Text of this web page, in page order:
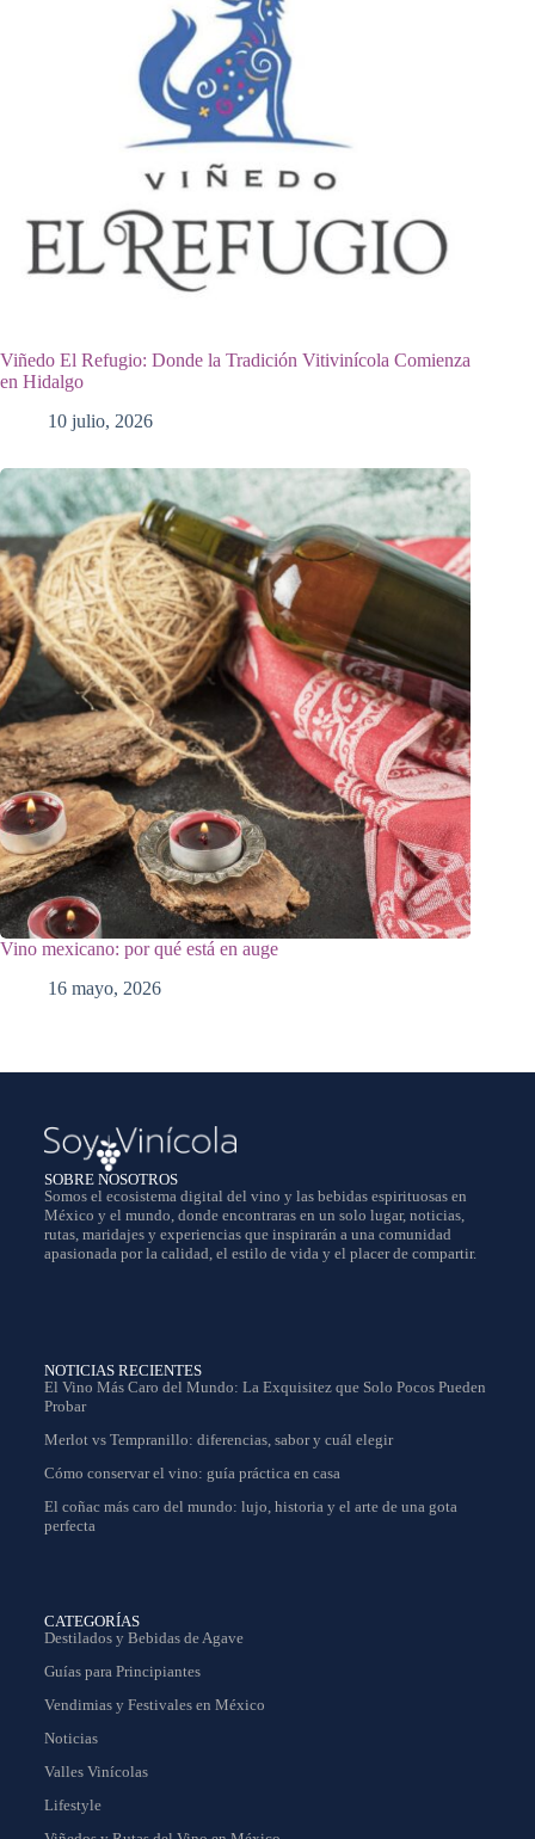
Viñedo El Refugio: Donde la Tradición Vitivinícola Comienza
en Hidalgo
10 julio, 2026
Vino mexicano: por qué está en auge
16 mayo, 2026
SOBRE NOSOTROS
Somos el ecosistema digital del vino y las bebidas espirituosas en
México y el mundo, donde encontraras en un solo lugar, noticias,
rutas, maridajes y experiencias que inspirarán a una comunidad
apasionada por la calidad, el estilo de vida y el placer de compartir.
NOTICIAS RECIENTES
El Vino Más Caro del Mundo: La Exquisitez que Solo Pocos Pueden
Probar
Merlot vs Tempranillo: diferencias, sabor y cuál elegir
Cómo conservar el vino: guía práctica en casa
El coñac más caro del mundo: lujo, historia y el arte de una gota
perfecta
CATEGORÍAS
Destilados y Bebidas de Agave
Guías para Principiantes
Vendimias y Festivales en México
Noticias
Valles Vinícolas
Lifestyle